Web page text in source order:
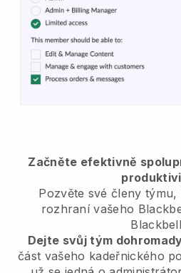
Začněte efektivně
Pozvěte své členy
rozhraní vašeho
Blackbell
Dejte svůj tým
část vašeho kadeřnického